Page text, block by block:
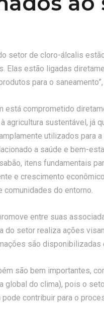
setor de cloro-álcalis
Elas estão ligadas
para o saneamento”,
está comprometido
agricultura sustentável, já
utilizados para
a saúde e bem-
itens fundamentais
e crescimento
do entorno.
entre suas
do setor realiza ações
são disponibilizadas
são bem importantes,
global do clima), pois o
contribuir para o